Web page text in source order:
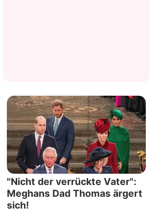
"Nicht der verrückte Vater":
Meghans Dad Thomas ärgert
sich!